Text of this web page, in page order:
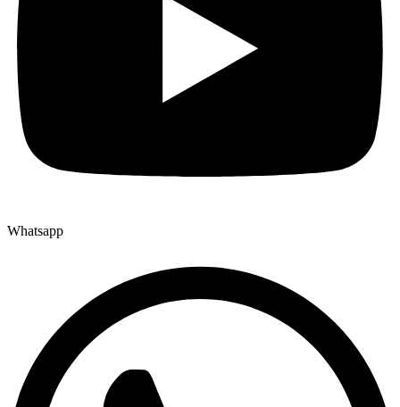
Whatsapp